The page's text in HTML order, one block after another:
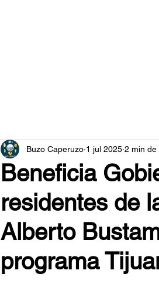
Beneficia
residentes de
Alberto
programa
Buzo Caperuzo 1 jul 2025 2 min de